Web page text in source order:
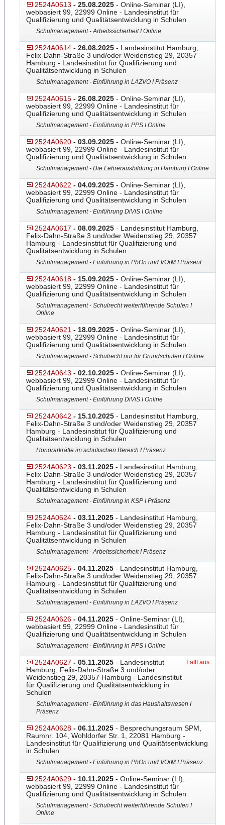
2524A0613 - 25.08.2025 - Online-Seminar (LI),
webbasiert 99, 22999 Online - Landesinstitut für
Qualifizierung und Qualitätsentwicklung in Schulen
Schulmanagement - Arbeitssicherheit I Online
2524A0614 - 26.08.2025 - Landesinstitut Hamburg,
Felix-Dahn-Straße 3 und/oder Weidenstieg 29, 20357
Hamburg - Landesinstitut für Qualifizierung und
Qualitätsentwicklung in Schulen
Schulmanagement - Einführung in LAZVO I Präsenz
2524A0615 - 26.08.2025 - Online-Seminar (LI),
webbasiert 99, 22999 Online - Landesinstitut für
Qualifizierung und Qualitätsentwicklung in Schulen
Schulmanagement - Einführung in PPS I Online
2524A0620 - 03.09.2025 - Online-Seminar (LI),
webbasiert 99, 22999 Online - Landesinstitut für
Qualifizierung und Qualitätsentwicklung in Schulen
Schulmanagement - Die Lehrerausbildung in Hamburg I Online
2524A0622 - 04.09.2025 - Online-Seminar (LI),
webbasiert 99, 22999 Online - Landesinstitut für
Qualifizierung und Qualitätsentwicklung in Schulen
Schulmanagement - Einführung DiViS I Online
2524A0617 - 08.09.2025 - Landesinstitut Hamburg,
Felix-Dahn-Straße 3 und/oder Weidenstieg 29, 20357
Hamburg - Landesinstitut für Qualifizierung und
Qualitätsentwicklung in Schulen
Schulmanagement - Einführung in PbOn und VOrM I Präsent
2524A0618 - 15.09.2025 - Online-Seminar (LI),
webbasiert 99, 22999 Online - Landesinstitut für
Qualifizierung und Qualitätsentwicklung in Schulen
Schulmanagement - Schulrecht weiterführende Schulen I
Online
2524A0621 - 18.09.2025 - Online-Seminar (LI),
webbasiert 99, 22999 Online - Landesinstitut für
Qualifizierung und Qualitätsentwicklung in Schulen
Schulmanagement - Schulrecht nur für Grundschulen I Online
2524A0643 - 02.10.2025 - Online-Seminar (LI),
webbasiert 99, 22999 Online - Landesinstitut für
Qualifizierung und Qualitätsentwicklung in Schulen
Schulmanagement - Einführung DiViS I Online
2524A0642 - 15.10.2025 - Landesinstitut Hamburg,
Felix-Dahn-Straße 3 und/oder Weidenstieg 29, 20357
Hamburg - Landesinstitut für Qualifizierung und
Qualitätsentwicklung in Schulen
Honorarkräfte im schulischen Bereich I Präsenz
2524A0623 - 03.11.2025 - Landesinstitut Hamburg,
Felix-Dahn-Straße 3 und/oder Weidenstieg 29, 20357
Hamburg - Landesinstitut für Qualifizierung und
Qualitätsentwicklung in Schulen
Schulmanagement - Einführung in KSP I Präsenz
2524A0624 - 03.11.2025 - Landesinstitut Hamburg,
Felix-Dahn-Straße 3 und/oder Weidenstieg 29, 20357
Hamburg - Landesinstitut für Qualifizierung und
Qualitätsentwicklung in Schulen
Schulmanagement - Arbeitssicherheit I Präsenz
2524A0625 - 04.11.2025 - Landesinstitut Hamburg,
Felix-Dahn-Straße 3 und/oder Weidenstieg 29, 20357
Hamburg - Landesinstitut für Qualifizierung und
Qualitätsentwicklung in Schulen
Schulmanagement - Einführung in LAZVO I Präsenz
2524A0626 - 04.11.2025 - Online-Seminar (LI),
webbasiert 99, 22999 Online - Landesinstitut für
Qualifizierung und Qualitätsentwicklung in Schulen
Schulmanagement - Einführung in PPS I Online
2524A0627 - 05.11.2025 - Landesinstitut
Hamburg, Felix-Dahn-Straße 3 und/oder
Weidenstieg 29, 20357 Hamburg - Landesinstitut
für Qualifizierung und Qualitätsentwicklung in
Schulen
Fällt aus
Schulmanagement - Einführung in das Haushaltswesen I
Präsenz
2524A0628 - 06.11.2025 - Besprechungsraum SPM,
Raumnr. 104, Wohldorfer Str. 1, 22081 Hamburg -
Landesinstitut für Qualifizierung und Qualitätsentwicklung
in Schulen
Schulmanagement - Einführung in PbOn und VOrM I Präsenz
2524A0629 - 10.11.2025 - Online-Seminar (LI),
webbasiert 99, 22999 Online - Landesinstitut für
Qualifizierung und Qualitätsentwicklung in Schulen
Schulmanagement - Schulrecht weiterführende Schulen I
Online